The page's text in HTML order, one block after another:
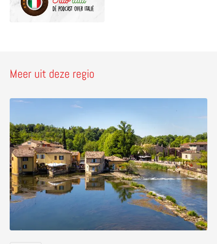
Meer uit deze regio
Lees meer over Op de fiets van Peschiera del Garda